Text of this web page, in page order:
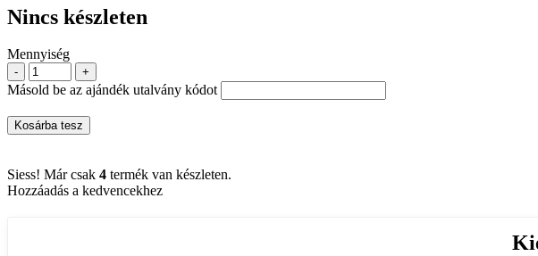
Nincs készleten
Mennyiség
- +
Másold be az ajándék utalvány kódot
Kosárba tesz
Siess! Már csak 4 termék van készleten.
Hozzáadás a kedvencekhez